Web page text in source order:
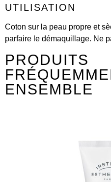
UTILISATION
Coton sur la peau propre et
parfaire le démaquillage. Ne
PRODUITS
ENSEMBLE